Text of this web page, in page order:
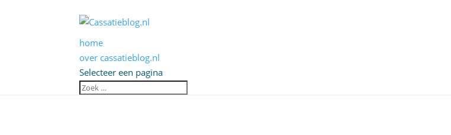
home
over cassatieblog.nl
Selecteer een pagina